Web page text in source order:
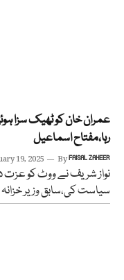
عمران خان کو ٹھیک سزا
رہا،مفتاح اسماعیل
19, 2025 ByFAISAL ZAHEER
نواز شريف نے ووٹ کو عزت
سیاست کی،سابق وزیر خزانہ